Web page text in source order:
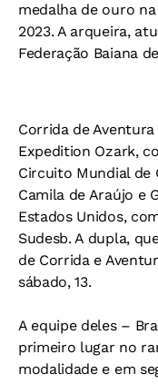
medalha de ouro
2023. A arqueira,
Federação Baiana
Corrida de
Expedition Ozark,
Circuito Mundial de
Camila de Araújo e
Estados Unidos,
Sudesb. A dupla,
de Corrida e
sábado, 13.
A equipe deles –
primeiro lugar no
modalidade e em